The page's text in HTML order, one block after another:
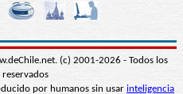
(c) 2001-2026 - Todos los
por humanos sin usar inteligencia